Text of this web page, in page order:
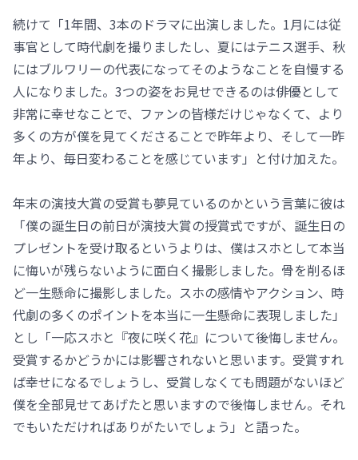
続けて「1年間、3本のドラマに出演しました。1月には従
事官として時代劇を撮りましたし、夏にはテニス選手、秋
にはブルワリーの代表になってそのようなことを自慢する
人になりました。3つの姿をお見せできるのは俳優として
非常に幸せなことで、ファンの皆様だけじゃなくて、より
多くの方が僕を見てくださることで昨年より、そして一昨
年より、毎日変わることを感じています」と付け加えた。
年末の演技大賞の受賞も夢見ているのかという言葉に彼は
「僕の誕生日の前日が演技大賞の授賞式ですが、誕生日の
プレゼントを受け取るというよりは、僕はスホとして本当
に悔いが残らないように面白く撮影しました。骨を削るほ
ど一生懸命に撮影しました。スホの感情やアクション、時
代劇の多くのポイントを本当に一生懸命に表現しました」
とし「一応スホと『夜に咲く花』について後悔しません。
受賞するかどうかには影響されないと思います。受賞すれ
ば幸せになるでしょうし、受賞しなくても問題がないほど
僕を全部見せてあげたと思いますので後悔しません。それ
でもいただければありがたいでしょう」と語った。